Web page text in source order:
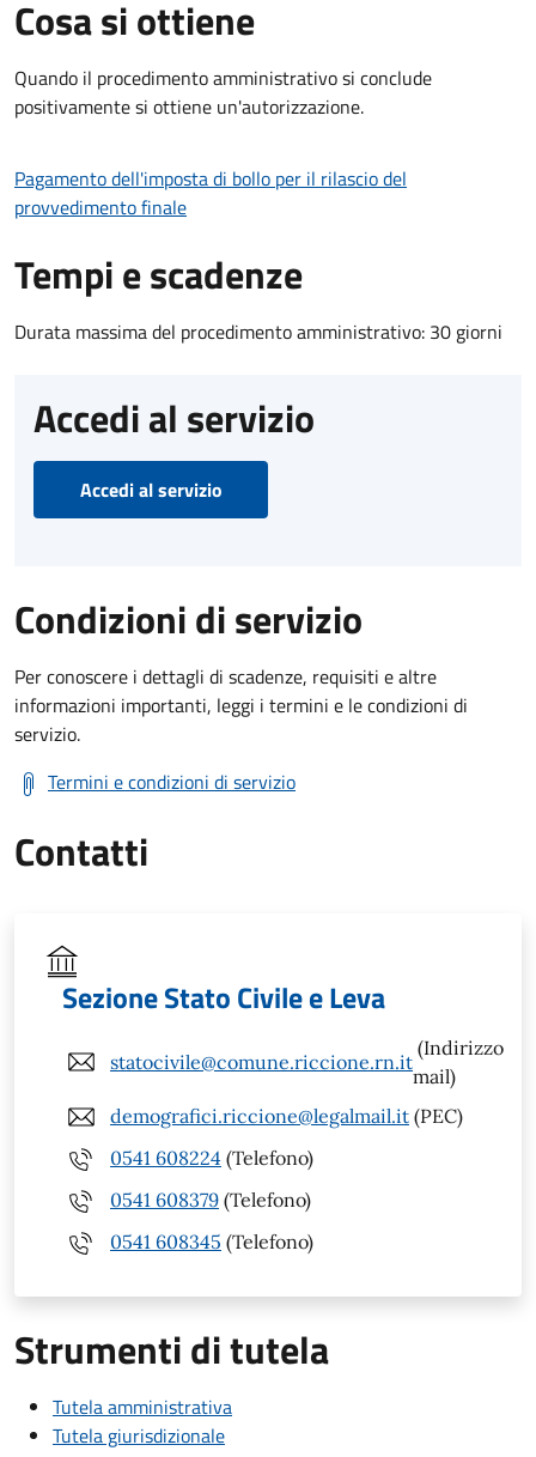
Cosa si ottiene
Quando il procedimento amministrativo si conclude
positivamente si ottiene un'autorizzazione.
Pagamento dell'imposta di bollo per il rilascio del
provvedimento finale
Tempi e scadenze
Durata massima del procedimento amministrativo: 30 giorni
Accedi al servizio
Accedi al servizio
Condizioni di servizio
Per conoscere i dettagli di scadenze, requisiti e altre
informazioni importanti, leggi i termini e le condizioni di
servizio.
Termini e condizioni di servizio
Contatti
Sezione Stato Civile e Leva
statocivile@comune.riccione.rn.it
(Indirizzo
mail)
demografici.riccione@legalmail.it (PEC)
0541 608224 (Telefono)
0541 608379 (Telefono)
0541 608345 (Telefono)
Strumenti di tutela
Tutela amministrativa
Tutela giurisdizionale